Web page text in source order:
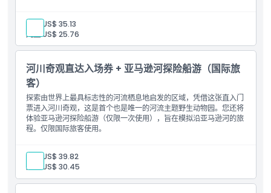
如何兑换
取消政策
成人: US$ 35.13
儿童:US$ 25.76
河川奇观直达入场券 + 亚马逊河探险船游（国际旅
客）
探索由世界上最具标志性的河流栖息地启发的区域，凭借这张直入门
票进入河川奇观，这是首个也是唯一的河流主题野生动物园。您还将
体验亚马逊河探险船游（仅限一次使用），旨在模拟沿亚马逊河的旅
程。仅限国际旅客使用。
成人: US$ 39.82
儿童: US$ 30.45